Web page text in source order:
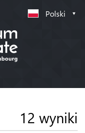
Polski
12 wyniki